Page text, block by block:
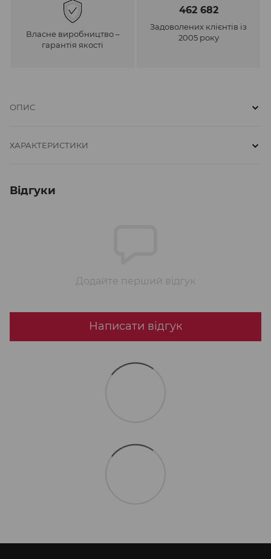
Власне виробництво –
гарантія якості
462 682
Задоволених клієнтів із
2005 року
ОПИС
ХАРАКТЕРИСТИКИ
Відгуки
Додайте перший відгук
Написати відгук